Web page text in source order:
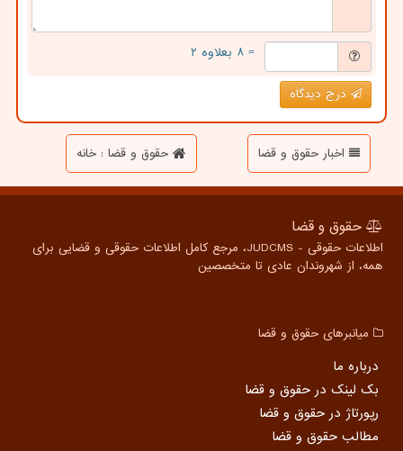
= ۸ بعلاوه ۲
درج دیدگاه
اخبار حقوق و قضا حقوق و قضا : خانه
حقوق و قضا
اطلاعات حقوقی - JUDCMS، مرجع کامل اطلاعات حقوقی و قضایی برای
همه، از شهروندان عادی تا متخصصین
میانبرهای حقوق و قضا
درباره ما
بک لینک در حقوق و قضا
رپورتاژ در حقوق و قضا
مطالب حقوق و قضا